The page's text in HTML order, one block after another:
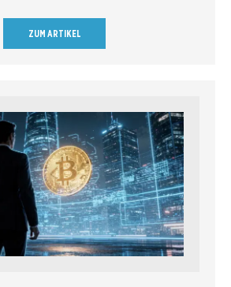
ZUM ARTIKEL